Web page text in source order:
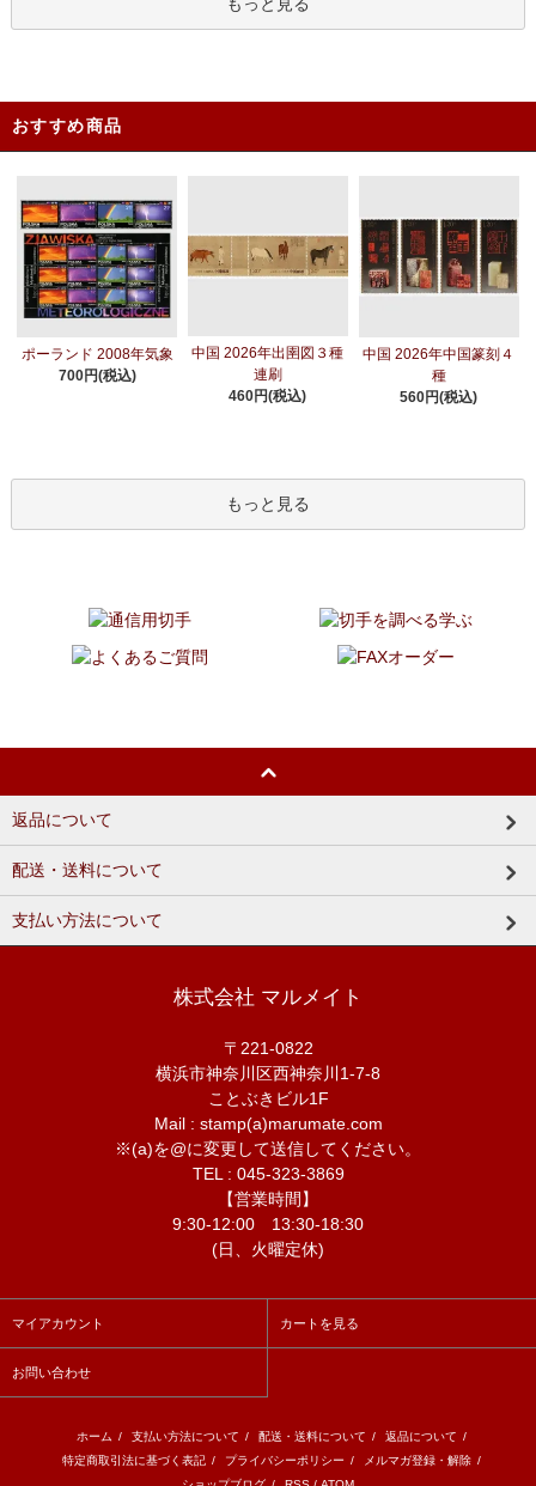
もっと見る
おすすめ商品
ポーランド 2008年気象
700円(税込)
中国 2026年出圉図３種
連刷
460円(税込)
中国 2026年中国篆刻４
種
560円(税込)
もっと見る
返品について
配送・送料について
支払い方法について
株式会社 マルメイト
〒221-0822
横浜市神奈川区西神奈川1-7-8
ことぶきビル1F
Mail : stamp(a)marumate.com
※(a)を@に変更して送信してください。
TEL : 045-323-3869
【営業時間】
9:30-12:00 13:30-18:30
(日、火曜定休)
マイアカウント カートを見る
お問い合わせ
ホーム / 支払い方法について / 配送・送料について / 返品について /
特定商取引法に基づく表記 / プライバシーポリシー / メルマガ登録・解除 /